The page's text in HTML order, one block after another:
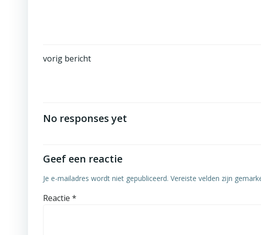
Bericht
vorig bericht
No responses yet
Geef een reactie
Je e-mailadres wordt niet gepubliceerd. Vereiste velden zijn
Reactie *